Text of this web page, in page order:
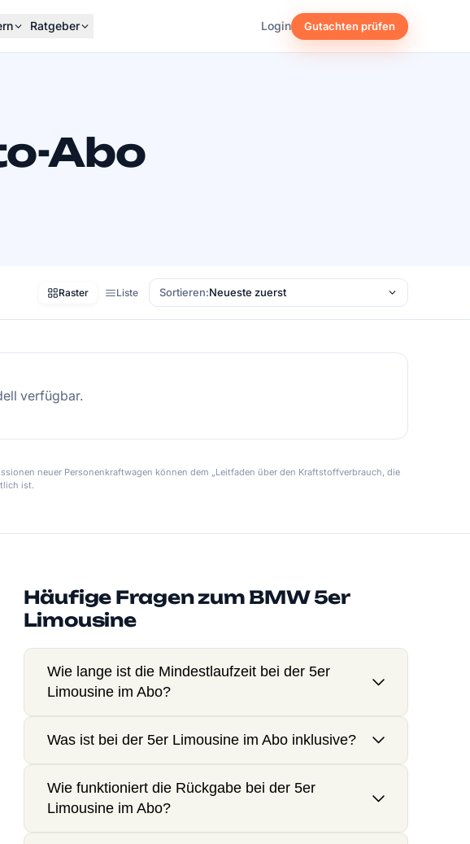
Ratgeber Login Gutachten prüfen
Abo
Raster Liste Sortieren:
verfügbar.
neuer Personenkraftwagen können dem „Leitfaden über den Kraftstoffverbrauch, die
ist.
Häufige Fragen zum BMW 5er
Limousine
Wie lange ist die Mindestlaufzeit bei der 5er
Limousine im Abo?
Was ist bei der 5er Limousine im Abo inklusive?
Wie funktioniert die Rückgabe bei der 5er
Limousine im Abo?